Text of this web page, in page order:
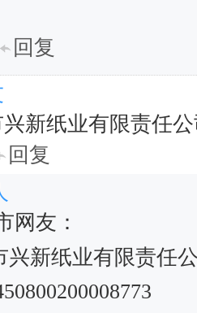
回复
新纸业有限责任
回复
网友：
兴新纸业有限责任